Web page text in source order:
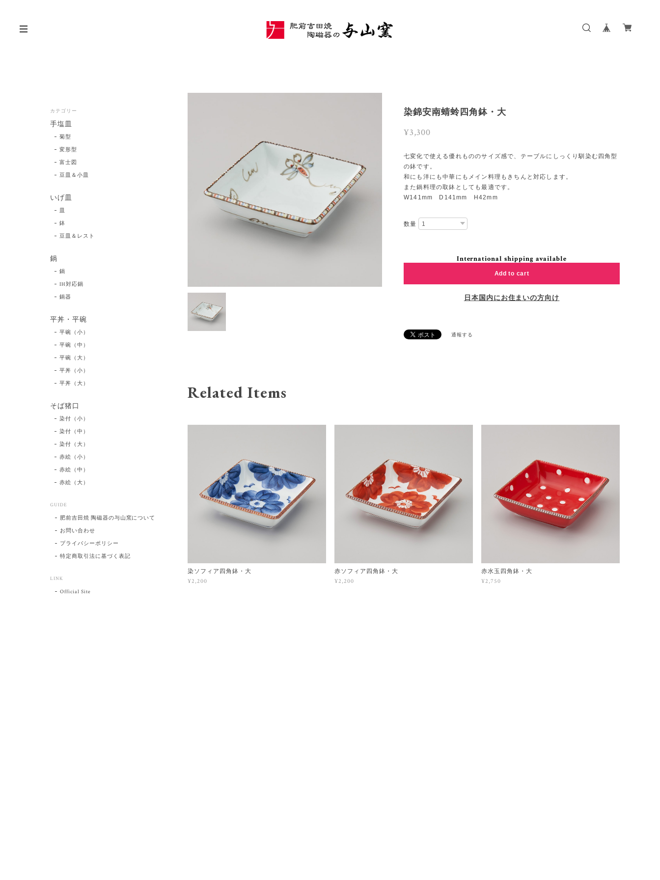
染錦安南蜻蛉四角鉢・大
¥3,300
七変化で使える優れもののサイズ感で、テーブルにしっくり馴染む四角型
の鉢です。
和にも洋にも中華にもメイン料理もきちんと対応します。
また鍋料理の取鉢としても最適です。
W141mm D141mm H42mm
数量
International shipping available
Add to cart
日本国内にお住まいの方向け
通報する
Related Items
染ソフィア四角鉢・大
¥2,200
赤ソフィア四角鉢・大
¥2,200
赤水玉四角鉢・大
¥2,750
カテゴリー
手塩皿
菊型
変形型
富士図
豆皿＆小皿
いげ皿
皿
鉢
豆皿＆レスト
鍋
鍋
IH対応鍋
鍋器
平丼・平碗
平碗（小）
平碗（中）
平碗（大）
平丼（小）
平丼（大）
そば猪口
染付（小）
染付（中）
染付（大）
赤絵（小）
赤絵（中）
赤絵（大）
GUIDE
肥前吉田焼 陶磁器の与山窯について
お問い合わせ
プライバシーポリシー
特定商取引法に基づく表記
LINK
Official Site